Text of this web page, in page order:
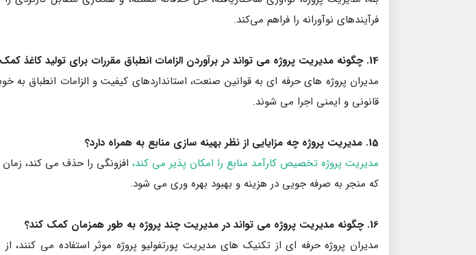
فرآیندهای نوآورانه را فراهم می‌کند.
14. چگونه مدیریت پروژه می تواند در برآوردن الزامات انطباق مقررات برای تولید کاغذ کمک کند؟
مدیران پروژه های حرفه ای به قوانین صنعت، استانداردهای کیفیت و الزامات انطباق
قانونی و ایمنی اجرا می شوند.
15. مدیریت پروژه چه مزایایی از نظر بهینه سازی منابع به همراه دارد؟
مدیریت پروژه تخصیص کارآمد منابع را امکان پذیر می کند،افزونگی را حذف می کند، زمان
که منجر به صرفه جویی در هزینه و بهبود بهره وری می شود.
16. چگونه مدیریت پروژه می تواند در مدیریت چند پروژه به طور همزمان کمک کند؟
مدیران پروژه حرفه ای از تکنیک های مدیریت پورتفولیو پروژه موثر استفاده می